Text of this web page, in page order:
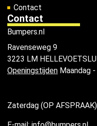
Contact
Contact
Bumpers.nl
Ravenseweg 9
3223 LM
Openingstijden Maandag
Zaterdag (OP